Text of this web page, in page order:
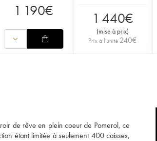
1 190€ 1 440€
(mise à prix)
Prix à l'unité 240€
de rêve en plein coeur de Pomerol, ce
étant limitée à seulement 400 caisses,